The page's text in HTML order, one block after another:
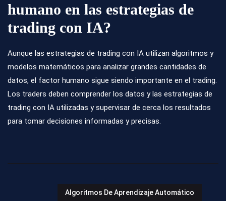
humano en las estrategias de
trading con IA?
Aunque las estrategias de trading con IA utilizan algoritmos y
modelos matemáticos para analizar grandes cantidades de
datos, el factor humano sigue siendo importante en el trading.
Los traders deben comprender los datos y las estrategias de
trading con IA utilizadas y supervisar de cerca los resultados
para tomar decisiones informadas y precisas.
Algoritmos De Aprendizaje Automático